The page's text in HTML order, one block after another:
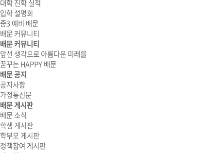
대학 진학 실적
입학 설명회
중3 예비 배문
배문 커뮤니티
배문 커뮤니티
앞선 생각으로 아름다운 미래를
꿈꾸는 HAPPY 배문
배문 공지
공지사항
가정통신문
배문 게시판
배문 소식
학생 게시판
학부모 게시판
정책참여 게시판